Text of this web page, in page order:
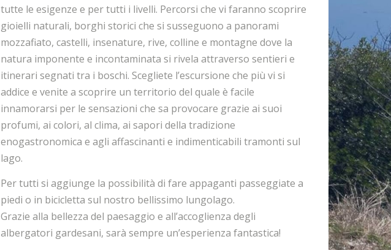
tutte le esigenze e per tutti i livelli. Percorsi che vi faranno scoprire
gioielli naturali, borghi storici che si susseguono a panorami
mozzafiato, castelli, insenature, rive, colline e montagne dove la
natura imponente e incontaminata si rivela attraverso sentieri e
itinerari segnati tra i boschi. Scegliete l’escursione che più vi si
addice e venite a scoprire un territorio del quale è facile
innamorarsi per le sensazioni che sa provocare grazie ai suoi
profumi, ai colori, al clima, ai sapori della tradizione
enogastronomica e agli affascinanti e indimenticabili tramonti sul
lago.
Per tutti si aggiunge la possibilità di fare appaganti passeggiate a
piedi o in bicicletta sul nostro bellissimo lungolago.
Grazie alla bellezza del paesaggio e all’accoglienza degli
albergatori gardesani, sarà sempre un’esperienza fantastica!